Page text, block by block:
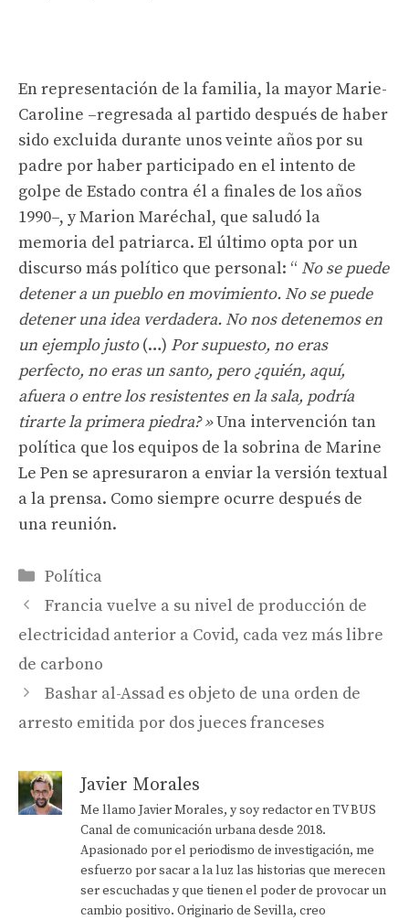
En representación de la familia, la mayor Marie-
Caroline –regresada al partido después de haber
sido excluida durante unos veinte años por su
padre por haber participado en el intento de
golpe de Estado contra él a finales de los años
1990–, y Marion Maréchal, que saludó la
memoria del patriarca. El último opta por un
discurso más político que personal: “ No se puede
detener a un pueblo en movimiento. No se puede
detener una idea verdadera. No nos detenemos en
un ejemplo justo(…) Por supuesto, no eras
perfecto, no eras un santo, pero ¿quién, aquí,
afuera o entre los resistentes en la sala, podría
tirarte la primera piedra? »Una intervención tan
política que los equipos de la sobrina de Marine
Le Pen se apresuraron a enviar la versión textual
a la prensa. Como siempre ocurre después de
una reunión.
Categorías
Política
Francia vuelve a su nivel de producción de
electricidad anterior a Covid, cada vez más libre
de carbono
Bashar al-Assad es objeto de una orden de
arresto emitida por dos jueces franceses
Javier Morales
Me llamo Javier Morales, y soy redactor en TV BUS
Canal de comunicación urbana desde 2018.
Apasionado por el periodismo de investigación, me
esfuerzo por sacar a la luz las historias que merecen
ser escuchadas y que tienen el poder de provocar un
cambio positivo. Originario de Sevilla, creo